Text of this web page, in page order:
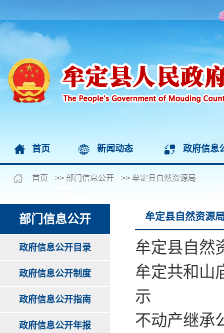
首页 新闻动态 政府信息
首页 >> 部门信息公开 >> 牟定县自然资源局
部门信息公开
政府信息公开目录
政府信息公开制度
政府信息公开指南
政府信息公开年报
牟定县自然资源
牟定县自然
牟定共和山
示
不动产继承